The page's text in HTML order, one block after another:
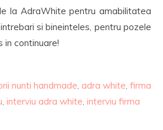
la AdraWhite pentru amabilitatea
si bineinteles, pentru pozele
in continuare!
nunti handmade, adra white, firma
, interviu adra white, interviu firma